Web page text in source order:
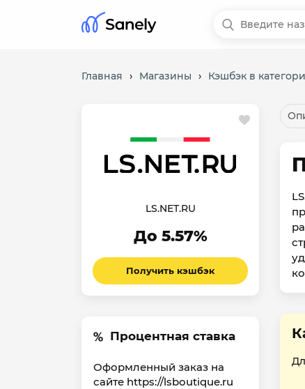
Главная › Магазины › Кэшбэк в
LS.NET.RU
До 5.57%
Получить кэшбэк
Процентная ставка
Оформленный заказ на
сайте https://lsboutique.ru